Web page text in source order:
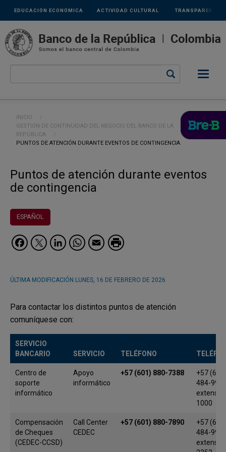
Pasar al contenido principal
Links
secundarios
ACTIVIDAD CULTURAL
EDUCACIÓN ECONÓMICA TRANSPARENCIA
Ruta de navegación
INICIO
GESTIÓN DE CONTINUIDAD DEL NEGOCIO DEL BANCO DE LA
REPÚBLICA
CURRENT:
PUNTOS DE ATENCIÓN DURANTE EVENTOS DE CONTINGENCIA
Puntos de atención durante eventos
de contingencia
ESPAÑOL
Facebook
Twitter
LinkedIn
WhatsApp
Email
ÚLTIMA MODIFICACIÓN LUNES, 16 DE FEBRERO DE 2026
Para contactar los distintos puntos de atención
comuníquese con:
SERVICIO
BANCARIO
SERVICIO TELÉFONO
Centro de
soporte
informático
Apoyo
informático
+57 (601) 880-7388
+57
484-
1000
Compensación
de Cheques
(CEDEC-CCSD)
Call Center
CEDEC
+57 (601) 880-7890
+57
484-